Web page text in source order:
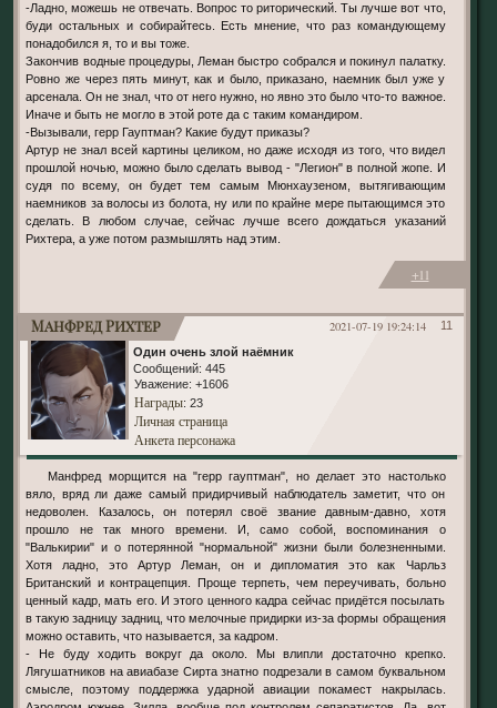
-Ладно, можешь не отвечать. Вопрос то риторический. Ты лучше вот что,
буди остальных и собирайтесь. Есть мнение, что раз командующему
понадобился я, то и вы тоже.
Закончив водные процедуры, Леман быстро собрался и покинул палатку.
Ровно же через пять минут, как и было, приказано, наемник был уже у
арсенала. Он не знал, что от него нужно, но явно это было что-то важное.
Иначе и быть не могло в этой роте да с таким командиром.
-Вызывали, герр Гауптман? Какие будут приказы?
Артур не знал всей картины целиком, но даже исходя из того, что видел
прошлой ночью, можно было сделать вывод - "Легион" в полной жопе. И
судя по всему, он будет тем самым Мюнхаузеном, вытягивающим
наемников за волосы из болота, ну или по крайне мере пытающимся это
сделать. В любом случае, сейчас лучше всего дождаться указаний
Рихтера, а уже потом размышлять над этим.
+11
11
2021-07-19 19:24:14
Манфред Рихтер
Один очень злой наёмник
Сообщений: 445
Уважение: +1606
Награды: 23
Личная страница
Анкета персонажа
Манфред морщится на "герр гауптман", но делает это настолько
вяло, вряд ли даже самый придирчивый наблюдатель заметит, что он
недоволен. Казалось, он потерял своё звание давным-давно, хотя
прошло не так много времени. И, само собой, воспоминания о
"Валькирии" и о потерянной "нормальной" жизни были болезненными.
Хотя ладно, это Артур Леман, он и дипломатия это как Чарльз
Британский и контрацепция. Проще терпеть, чем переучивать, больно
ценный кадр, мать его. И этого ценного кадра сейчас придётся посылать
в такую задницу задниц, что мелочные придирки из-за формы обращения
можно оставить, что называется, за кадром.
- Не буду ходить вокруг да около. Мы влипли достаточно крепко.
Лягушатников на авиабазе Сирта знатно подрезали в самом буквальном
смысле, поэтому поддержка ударной авиации покамест накрылась.